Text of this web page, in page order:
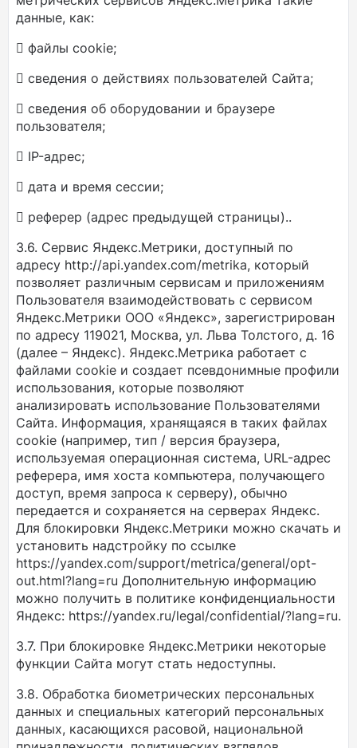
данные, как:
 файлы cookie;
 сведения о действиях пользователей Сайта;
 сведения об оборудовании и браузере
пользователя;
 IP-адрес;
 дата и время сессии;
 реферер (адрес предыдущей страницы)..
3.6. Сервис Яндекс.Метрики, доступный по
адресу http://api.yandex.com/metrika, который
позволяет различным сервисам и приложениям
Пользователя взаимодействовать с сервисом
Яндекс.Метрики ООО «Яндекс», зарегистрирован
по адресу 119021, Москва, ул. Льва Толстого, д. 16
(далее – Яндекс). Яндекс.Метрика работает с
файлами cookie и создает псевдонимные профили
использования, которые позволяют
анализировать использование Пользователями
Сайта. Информация, хранящаяся в таких файлах
cookie (например, тип / версия браузера,
используемая операционная система, URL-адрес
реферера, имя хоста компьютера, получающего
доступ, время запроса к серверу), обычно
передается и сохраняется на серверах Яндекс.
Для блокировки Яндекс.Метрики можно скачать и
установить надстройку по ссылке
https://yandex.com/support/metrica/general/opt-
out.html?lang=ru Дополнительную информацию
можно получить в политике конфиденциальности
Яндекс: https://yandex.ru/legal/confidential/?lang=ru.
3.7. При блокировке Яндекс.Метрики некоторые
функции Сайта могут стать недоступны.
3.8. Обработка биометрических персональных
данных и специальных категорий персональных
данных, касающихся расовой, национальной